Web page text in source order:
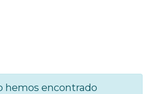
hemos encontrado